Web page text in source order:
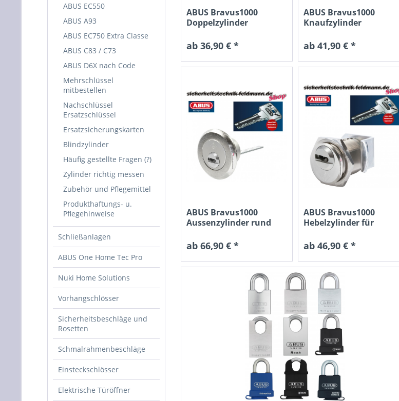
ABUS EC550
ABUS A93
ABUS EC750 Extra Classe
ABUS C83 / C73
ABUS D6X nach Code
Mehrschlüssel
mitbestellen
Nachschlüssel
Ersatzschlüssel
Ersatzsicherungskarten
Blindzylinder
Häufig gestellte Fragen (?)
Zylinder richtig messen
Zubehör und Pflegemittel
Produkthaftungs- u.
Pflegehinweise
Schließanlagen
ABUS One Home Tec Pro
Nuki Home Solutions
Vorhangschlösser
Sicherheitsbeschläge und
Rosetten
Schmalrahmenbeschläge
Einsteckschlösser
Elektrische Türöffner
ABUS Bravus1000
Doppelzylinder
ab 36,90 € *
ABUS Bravus1000
Knaufzylinder
ab 41,90 € *
ABUS Bravus1000
Aussenzylinder rund
ab 66,90 € *
ABUS Bravus1000
Hebelzylinder für
ab 46,90 € *